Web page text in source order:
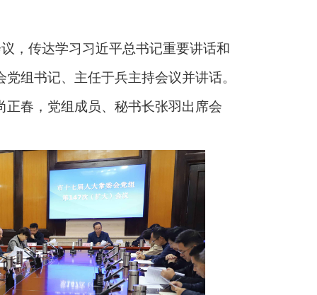
，传达学习习近平总书记重要讲话和
组书记、主任于兵主持会议并讲话。
春，党组成员、秘书长张羽出席会